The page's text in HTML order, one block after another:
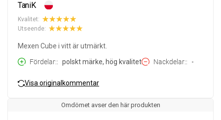
TaniK
Kvalitet:
Utseende:
Mexen Cube i vitt är utmärkt.
Fördelar:
polskt märke, hög kvalitet Nackdelar: -
Visa originalkommentar
Omdömet avser den här produkten